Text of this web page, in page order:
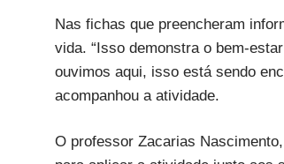
Nas fichas que preencheram
vida. “Isso demonstra o bem-
ouvimos aqui, isso está sendo
acompanhou a atividade.
O professor Zacarias